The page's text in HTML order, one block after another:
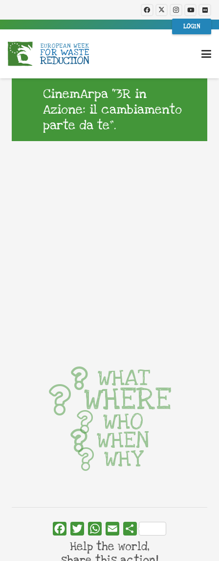
LOGIN
CinemArpa “3R in
Azione: il cambiamento
parte da te”.
WHAT
WHERE
WHO
WHEN
WHY
FacebookTwitterWhatsApp
Email Share
Help the world,